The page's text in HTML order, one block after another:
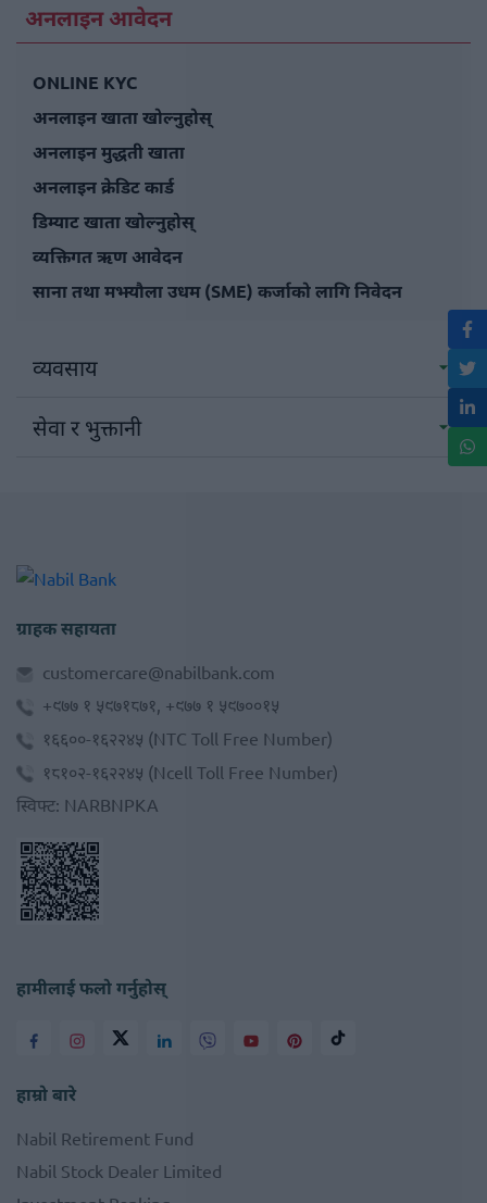
अनलाइन आवेदन
ONLINE KYC
अनलाइन खाता खोल्नुहोस्
अनलाइन मुद्धती खाता
अनलाइन क्रेडिट कार्ड
डिम्याट खाता खोल्नुहोस्
व्यक्तिगत ऋण आवेदन
साना तथा मझ्यौला उधम (SME) कर्जाको लागि निवेदन
व्यवसाय
सेवा र भुक्तानी
ग्राहक सहायता
customercare@nabilbank.com
+९७७ १ ५९७१८७१, +९७७ १ ५९७००१५
१६६००-१६२२४५ (NTC Toll Free Number)
१८१०२-१६२२४५ (Ncell Toll Free Number)
स्विफ्ट: NARBNPKA
हामीलाई फलो गर्नुहोस्
हाम्रो बारे
Nabil Retirement Fund
Nabil Stock Dealer Limited